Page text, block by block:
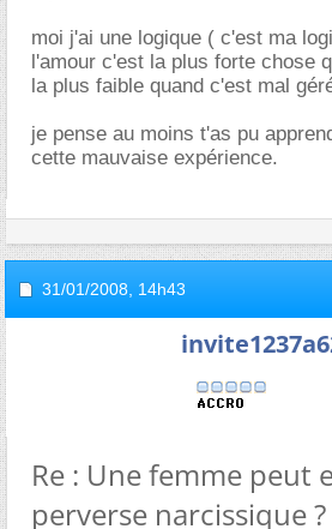
moi j'ai une logique ( c'est ma
l'amour c'est la plus forte chose
la plus faible quand c'est mal
je pense au moins t'as pu
cette mauvaise expérience.
31/01/2008, 14h43
Re : Une femme peut
perverse narcissique ?